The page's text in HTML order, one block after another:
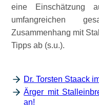
eine Einschätzung
umfangreichen
Zusammenhang mit
Tipps ab (s.u.).
Dr. Torsten Staack
Ärger mit
an!